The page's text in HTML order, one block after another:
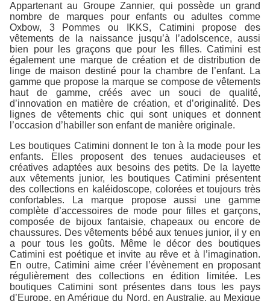
Appartenant au Groupe Zannier, qui possède un grand
nombre de marques pour enfants ou adultes comme
Oxbow, 3 Pommes ou IKKS, Catimini propose des
vêtements de la naissance jusqu’à l’adolscence, aussi
bien pour les graçons que pour les filles. Catimini est
également une marque de création et de distribution de
linge de maison destiné pour la chambre de l’enfant. La
gamme que propose la marque se compose de vêtements
haut de gamme, créés avec un souci de qualité,
d’innovation en matière de création, et d’originalité. Des
lignes de vêtements chic qui sont uniques et donnent
l’occasion d’habiller son enfant de manière originale.
Les boutiques Catimini donnent le ton à la mode pour les
enfants. Elles proposent des tenues audacieuses et
créatives adaptées aux besoins des petits. De la layette
aux vêtements junior, les boutiques Catimini présentent
des collections en kaléidoscope, colorées et toujours très
confortables. La marque propose aussi une gamme
complète d’accessoires de mode pour filles et garçons,
composée de bijoux fantaisie, chapeaux ou encore de
chaussures. Des vêtements bébé aux tenues junior, il y en
a pour tous les goûts. Même le décor des boutiques
Catimini est poétique et invite au rêve et à l’imagination.
En outre, Catimini aime créer l’évènement en proposant
régulièrement des collections en édition limitée. Les
boutiques Catimini sont présentes dans tous les pays
d’Europe, en Amérique du Nord, en Australie, au Mexique